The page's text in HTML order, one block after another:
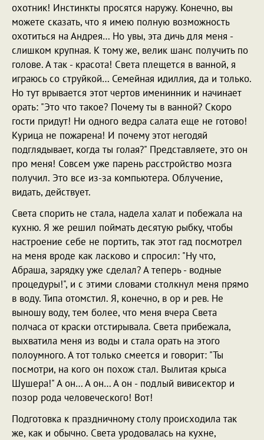
охотник! Инстинкты просятся наружу. Конечно, вы
можете сказать, что я имею полную возможность
охотиться на Андрея… Но увы, эта дичь для меня -
слишком крупная. К тому же, велик шанс получить по
голове. А так - красота! Света плещется в ванной, я
играюсь со струйкой… Семейная идиллия, да и только.
Но тут врывается этот чертов именинник и начинает
орать: "Это что такое? Почему ты в ванной? Скоро
гости придут! Ни одного ведра салата еще не готово!
Курица не пожарена! И почему этот негодяй
подглядывает, когда ты голая?" Представляете, это он
про меня! Совсем уже парень расстройство мозга
получил. Это все из-за компьютера. Облучение,
видать, действует.
Света спорить не стала, надела халат и побежала на
кухню. Я же решил поймать десятую рыбку, чтобы
настроение себе не портить, так этот гад посмотрел
на меня вроде как ласково и спросил: "Ну что,
Абраша, зарядку уже сделал? А теперь - водные
процедуры!", и с этими словами столкнул меня прямо
в воду. Типа отомстил. Я, конечно, в ор и рев. Не
выношу воду, тем более, что меня вчера Света
полчаса от краски отстирывала. Света прибежала,
выхватила меня из воды и стала орать на этого
полоумного. А тот только смеется и говорит: "Ты
посмотри, на кого он похож стал. Вылитая крыса
Шушера!" А он… А он… А он - подлый вивисектор и
позор рода человеческого! Вот!
Подготовка к праздничному столу происходила так
же, как и обычно. Света уродовалась на кухне,